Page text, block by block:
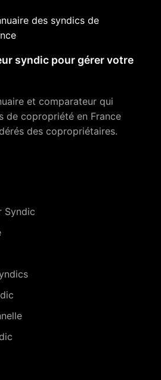
des syndics de
syndic pour gérer votre
et comparateur qui
de copropriété en France
des copropriétaires.
Syndic